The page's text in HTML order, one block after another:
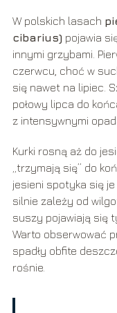
W polskich lasach
cibarius) pojawia
innymi grzybami.
czerwcu, choć w
się nawet na lipiec.
połowy lipca do
z intensywnymi
Kurki rosną aż do
„trzymają się” do
jesieni spotyka się
silnie zależy od
suszy pojawiają się
Warto obserwować
spadły obfite
rośnie.